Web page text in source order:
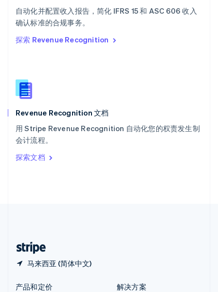
自动化并配置收入报告，简化 IFRS 15 和 ASC 606 收入
确认标准的合规事务。
探索 Revenue Recognition
Revenue Recognition 文档
用 Stripe Revenue Recognition 自动化您的权责发生制
会计流程。
探索文档
马来西亚 (简体中文)
Italiano
泰国
ไทยEnglish
English
English
新西兰
匈牙利
意大利
Italiano
印度
English
产品和定价
解决方案